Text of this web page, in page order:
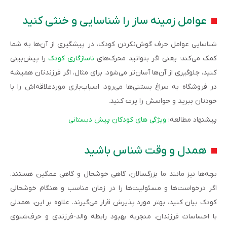
عوامل زمینه‌ ساز را شناسایی و خنثی کنید
شناسایی عوامل حرف‌ گوش‌نکردن کودک، در پیشگیری از آن‌ها به شما
کمک می‌کند؛ یعنی اگر بتوانید محرک‌های ناسازگاری کودکرا پیش‌بینی
کنید، جلوگیری از آن‌ها آسان‌تر می‌شود. برای مثال، اگر فرزندتان همیشه
در فروشگاه به سراغ بستنی‌ها می‌رود، اسباب‌بازی موردعلاقه‌اش را با
خودتان ببرید و حواسش را پرت کنید.
پیشنهاد مطالعه: ویژگی های کودکان پیش دبستانی
همدل و وقت شناس باشید
بچه‌ها نیز مانند ما بزرگسالان، گاهی خوشحال و گاهی غمگین هستند.
اگر درخواست‌ها و مسئولیت‌ها را در زمان مناسب و هنگام خوشحالی
کودک بیان کنید، بهتر مورد پذیرش قرار می‌گیرند. علاوه بر این، همدلی
با احساسات فرزندان، منجربه بهبود رابطه والد-فرزندی و حرف‌شنوی